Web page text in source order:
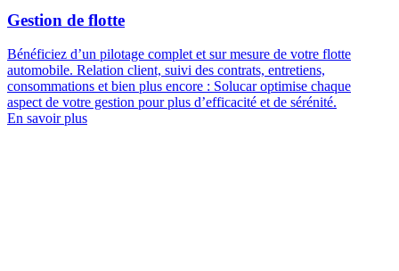
Gestion de flotte
Bénéficiez d’un pilotage complet et sur mesure de votre flotte
automobile. Relation client, suivi des contrats, entretiens,
consommations et bien plus encore : Solucar optimise chaque
aspect de votre gestion pour plus d’efficacité et de sérénité.
En savoir plus